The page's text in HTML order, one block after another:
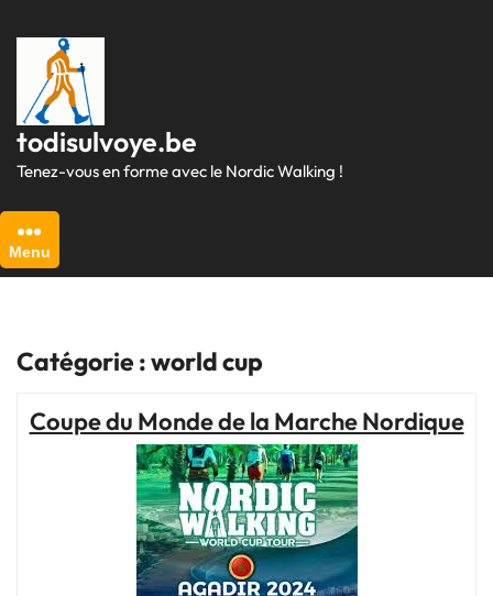
au
contenu
todisulvoye.be
Tenez-vous en forme avec le Nordic Walking !
Menu
Catégorie :world cup
Coupe du Monde de la Marche Nordique